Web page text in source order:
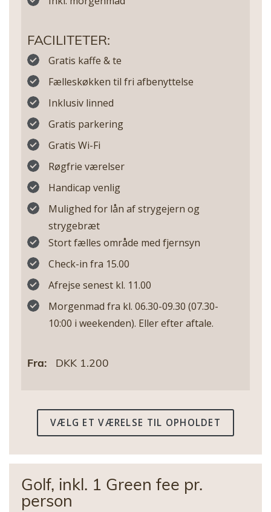
FACILITETER:
Gratis kaffe & te
Fælleskøkken til fri afbenyttelse
Inklusiv linned
Gratis parkering
Gratis Wi-Fi
Røgfrie værelser
Handicap venlig
Mulighed for lån af strygejern og
strygebræt
Stort fælles område med fjernsyn
Check-in fra 15.00
Afrejse senest kl. 11.00
Morgenmad fra kl. 06.30-09.30 (07.30-
10:00 i weekenden). Eller efter aftale.
Fra: DKK 1.200
VÆLG ET VÆRELSE TIL OPHOLDET
Golf, inkl. 1 Green fee pr.
person